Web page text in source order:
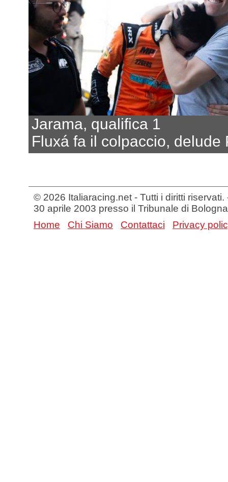
Jarama, qualifica 1
Fluxá fa il colpaccio, delude
© 2026 Italiaracing.net - Tutti i diritti
30 aprile 2003 presso il Tribunale di Bologna
Home
Chi Siamo Contattaci Privacy